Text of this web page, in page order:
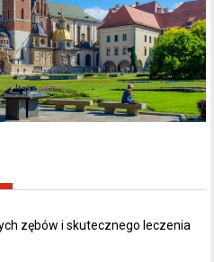
zębów i skutecznego leczenia